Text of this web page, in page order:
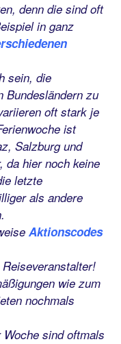
denn die sind oft
in ganz
sein, die
Bundesländern zu
oft stark je
ist
Salzburg und
da hier noch keine
letzte
als andere
Aktionscodes
wie zum
nochmals
sind oftmals